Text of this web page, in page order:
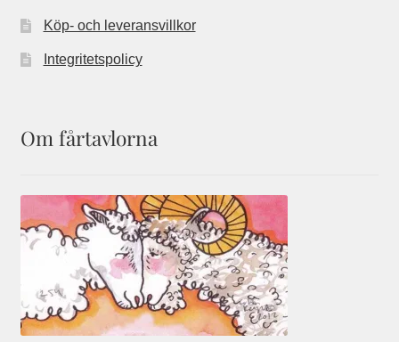
Köp- och leveransvillkor
Integritetspolicy
Om fårtavlorna